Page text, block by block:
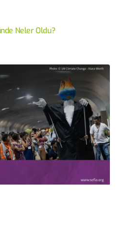
Neler Oldu?